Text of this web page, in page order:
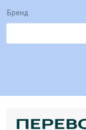
Бренд